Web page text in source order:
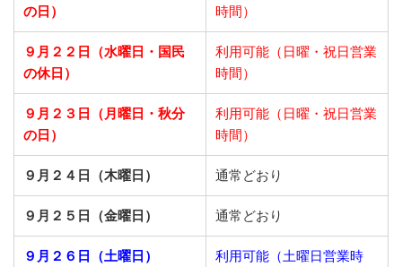
の日）
時間）
９月２２日
（水曜日・国民
の休日）
利用可能（日曜・祝日営業
時間）
９月２３日
（月曜日・秋分
の日）
利用可能（日曜・祝日営業
時間）
９月２４日（木曜日） 通常どおり
９月２５日（金曜日） 通常どおり
９月２６日（土曜日）
利用可能（土曜日営業時